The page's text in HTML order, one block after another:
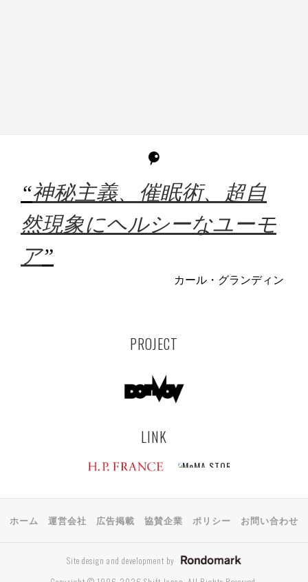
“神秘主義、催眠術、超自
然現象にヘルシーなユーモ
ア”
カール・グランディン
PROJECT
LINK
ホーム 運営会社 広告掲載 協賛企業 ポリシー お問い合わせ
Site design and development by